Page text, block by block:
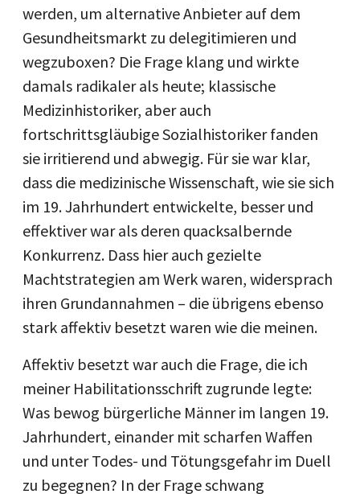
werden, um alternative Anbieter auf dem
Gesundheitsmarkt zu delegitimieren und
wegzuboxen? Die Frage klang und wirkte
damals radikaler als heute; klassische
Medizinhistoriker, aber auch
fortschrittsgläubige Sozialhistoriker fanden
sie irritierend und abwegig. Für sie war klar,
dass die medizinische Wissenschaft, wie sie sich
im 19. Jahrhundert entwickelte, besser und
effektiver war als deren quacksalbernde
Konkurrenz. Dass hier auch gezielte
Machtstrategien am Werk waren, widersprach
ihren Grundannahmen – die übrigens ebenso
stark affektiv besetzt waren wie die meinen.
Affektiv besetzt war auch die Frage, die ich
meiner Habilitationsschrift zugrunde legte:
Was bewog bürgerliche Männer im langen 19.
Jahrhundert, einander mit scharfen Waffen
und unter Todes- und Tötungsgefahr im Duell
zu begegnen? In der Frage schwang